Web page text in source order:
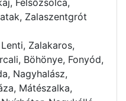
Zalaszentgrót
Zalakaros,
Böhönye, Fonyód,
Nagyhalász,
Mátészalka,